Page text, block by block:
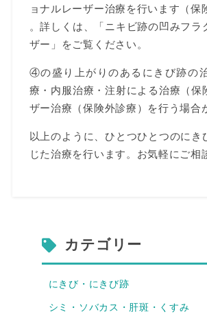
ョナルレーザー治療を行います（保
。詳しくは、「ニキビ跡の凹みフラ
ザー」をご覧ください。
④の盛り上がりのあるにきび跡の
療・内服治療・注射による治療（保
ザー治療（保険外診療）を行う場合
以上のように、ひとつひとつのにき
じた治療を行います。お気軽にご相
カテゴリー
にきび・にきび跡
シミ・ソバカス・肝斑・くすみ